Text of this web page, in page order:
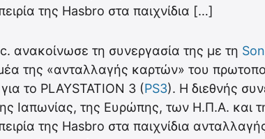
της Hasbro στα παιχνίδια […]
ανακοίνωσε τη συνεργασία της με τη
της «ανταλλαγής καρτών» του
το PLAYSTATION 3 (PS3). Η διεθνής
Ιαπωνίας, της Ευρώπης, των Η.Π.Α. και
της Hasbro στα παιχνίδια